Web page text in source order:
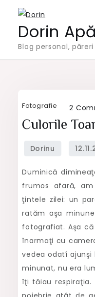
contentDorin
Blog personal,
Fotografie 2
Culorile
Duminică
frumos afară,
ţintele zilei: un
ratăm aşa
fotografiat. Aşa
înarmaţi cu
vedea odatî ajunşi
minunat, nu era
îţi tăiau